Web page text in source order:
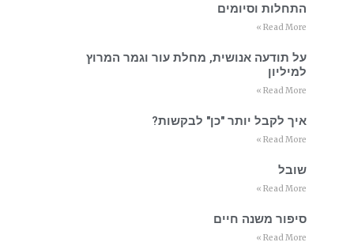
התחלות וסיומים
Read More »
על תודעה אנושית, מחלת עור וגמר המרוץ
למיליון
Read More »
איך לקבל יותר "כן" לבקשות?
Read More »
שובל
Read More »
סיפור משנה חיים
Read More »